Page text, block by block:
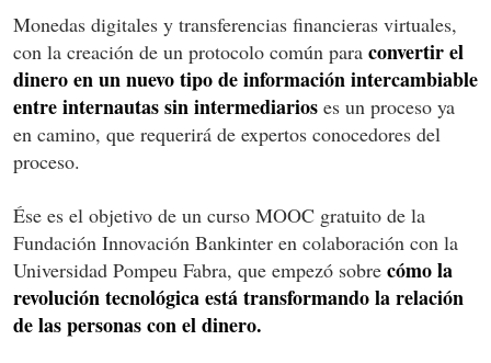
Monedas digitales y transferencias financieras virtuales,
con la creación de un protocolo común para convertir el
dinero en un nuevo tipo de información intercambiable
entre internautas sin intermediarios es un proceso ya
en camino, que requerirá de expertos conocedores del
proceso.
Ése es el objetivo de un curso MOOC gratuito de la
Fundación Innovación Bankinter en colaboración con la
Universidad Pompeu Fabra, que empezó sobre cómo la
revolución tecnológica está transformando la relación
de las personas con el dinero.